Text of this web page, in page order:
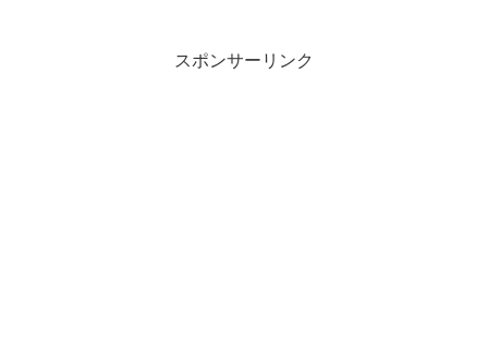
生だけでも操作可能、タイマー機
スポンサーリンク